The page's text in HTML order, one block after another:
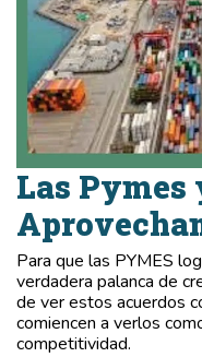
Las Pymes
Para que las PYMES
verdadera palanca de
de ver estos acuerdos
comiencen a verlos
competitividad.